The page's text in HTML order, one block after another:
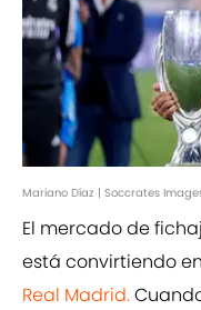
Mariano Díaz | Soccrates
El mercado de
está convirtiendo
Real Madrid.